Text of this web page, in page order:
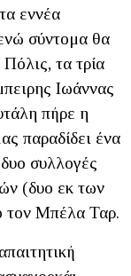
εννέα
σύντομα θα
τα τρία
Ιωάννας
πήρε η
παραδίδει ένα
συλλογές
(δυο εκ των
τον Μπέλα Ταρ.